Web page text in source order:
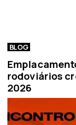
BLOG
rodoviários
2026